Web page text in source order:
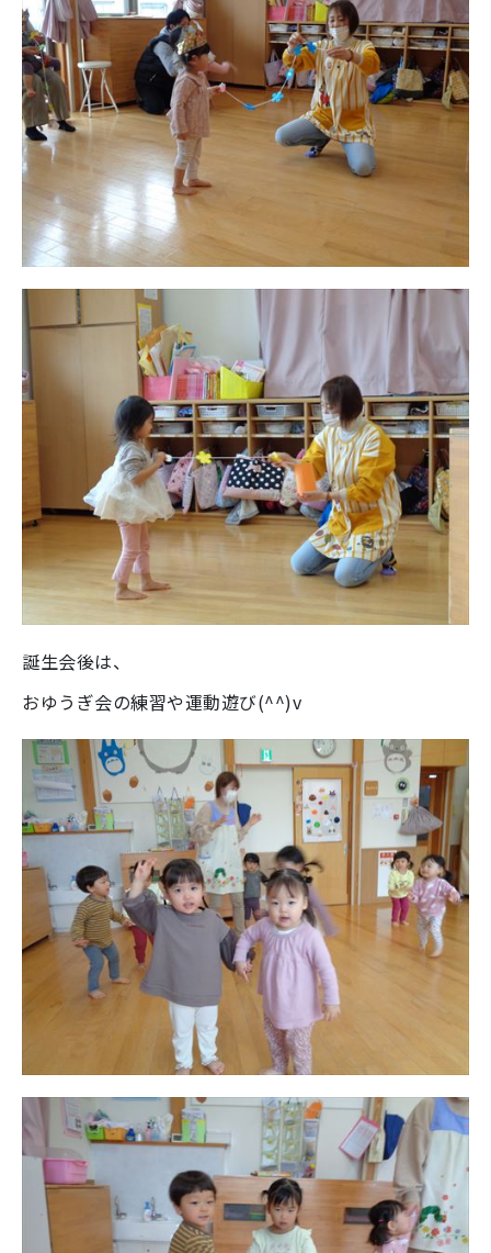
誕生会後は、
おゆうぎ会の練習や運動遊び(^^)v